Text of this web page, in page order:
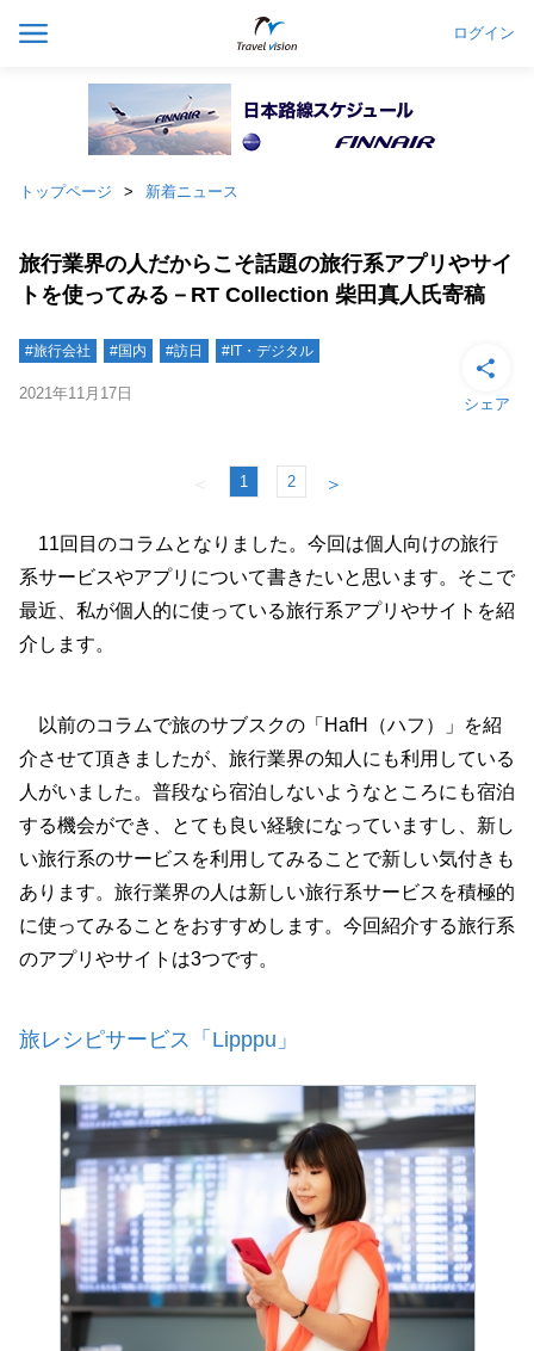
ログイン
トップページ 新着ニュース
旅行業界の人だからこそ話題の旅行系アプリやサイ
トを使ってみる－RT Collection 柴田真人氏寄稿
#旅行会社 #国内 #訪日 #IT・デジタル
2021年11月17日
シェア
＜ 1 2 ＞
11回目のコラムとなりました。今回は個人向けの旅行
系サービスやアプリについて書きたいと思います。そこで
最近、私が個人的に使っている旅行系アプリやサイトを紹
介します。
以前のコラムで旅のサブスクの「HafH（ハフ）」を紹
介させて頂きましたが、旅行業界の知人にも利用している
人がいました。普段なら宿泊しないようなところにも宿泊
する機会ができ、とても良い経験になっていますし、新し
い旅行系のサービスを利用してみることで新しい気付きも
あります。旅行業界の人は新しい旅行系サービスを積極的
に使ってみることをおすすめします。今回紹介する旅行系
のアプリやサイトは3つです。
旅レシピサービス「Lipppu」